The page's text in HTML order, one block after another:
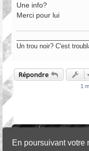
En poursuivant votre
Une info?
Merci pour lui
Un trou noir? C'est
Répondre
1